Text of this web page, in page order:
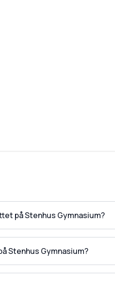
på Stenhus Gymnasium?
Stenhus Gymnasium?